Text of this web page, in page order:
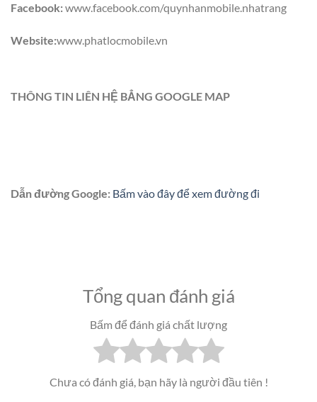
Facebook:www.facebook.com/quynhanmobile.nhatrang
Website:www.phatlocmobile.vn
THÔNG TIN LIÊN HỆ BẲNG GOOGLE MAP
Dẫn đường Google: Bấm vào đây để xem đường đi
Tổng quan đánh giá
Bấm để đánh giá chất lượng
Chưa có đánh giá, bạn hãy là người đầu tiên !